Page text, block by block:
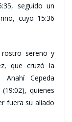
seguido un
cuyo 15:36
sereno y
que cruzó la
Cepeda
quienes
fuera su aliado